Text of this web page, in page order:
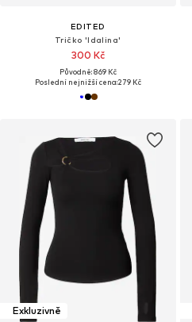
EDITED
Tričko 'Idalina'
300 Kč
Původně: 869 Kč
Poslední nejnižší cena:279 Kč
Exkluzivně